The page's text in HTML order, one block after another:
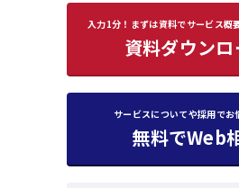
職種別の有効求人倍率推移・
求人媒体の選び方！おすすめ
特徴を解説
入力1分！まずは資料でサービス概
資料ダウンロ
サービスについてや採用でお
無料でWeb